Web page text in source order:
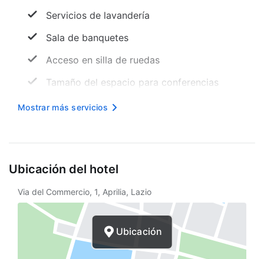
Servicios de lavandería
Sala de banquetes
Acceso en silla de ruedas
Tamaño del espacio para conferencias
Baño público accesible para sillas de
ruedas
Vista al jardín
Aparcamiento accesible para sillas de
Mostrar más servicios
Ubicación del hotel
Via del Commercio, 1, Aprilia, Lazio
Ubicación